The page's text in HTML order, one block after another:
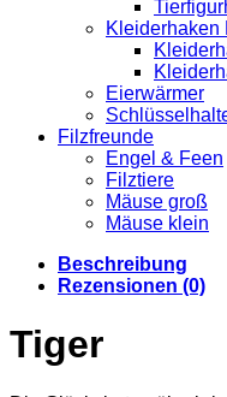
Kleiderhaken
Eierwärmer
Filzfreunde
Engel & Feen
Filztiere
Mäuse groß
Mäuse klein
Beschreibung
Rezensionen (0)
Tiger